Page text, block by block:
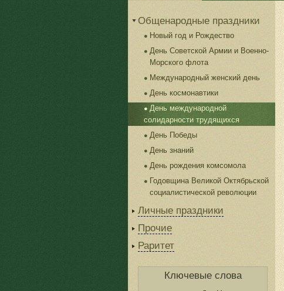
Общенародные праздники
Новый год и Рождество
День Советской Армии и Военно-
Морского флота
Международный женский день
День космонавтики
День международной
солидарности трудящихся
День Победы
День знаний
День рождения комсомола
Годовщина Великой Октябрьской
социалистической революции
Личные праздники
Прочие
Раритет
Ключевые слова